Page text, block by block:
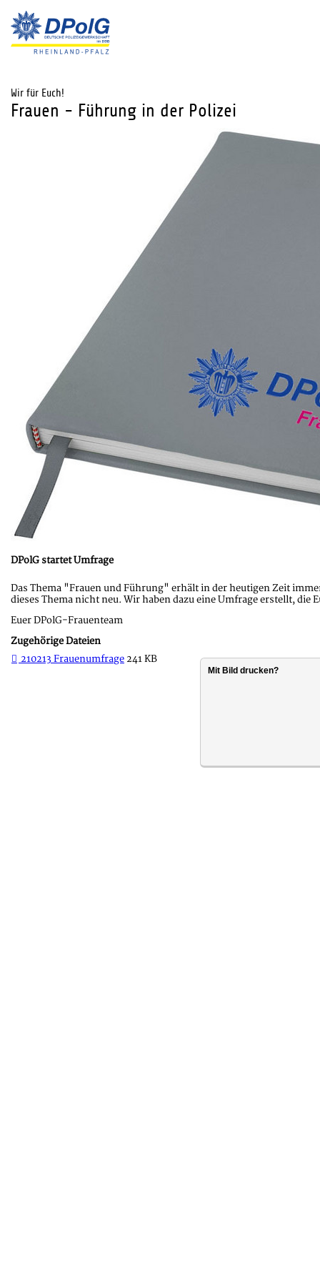
Wir für Euch!
Frauen - Führung in der Polizei
DPolG startet Umfrage
Das Thema "Frauen und Führung" erhält in der heutigen Zeit
dieses Thema nicht neu. Wir haben dazu eine Umfrage erstellt, die
Euer DPolG-Frauenteam
Zugehörige Dateien
210213 Frauenumfrage 241 KB
Mit Bild drucken?